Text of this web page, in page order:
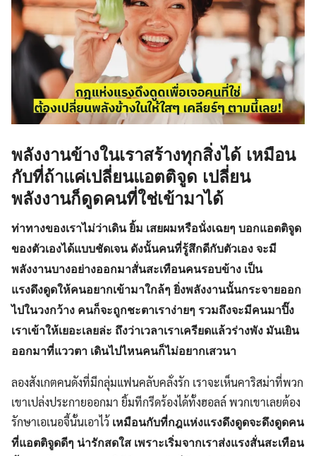
พลังงานข้างในเราสร้างทุกสิ่งได้ เหมือน
กับที่ถ้าแค่เปลี่ยนแอตติจูด เปลี่ยน
พลังงานก็ดูดคนที่ใช่เข้ามาได้
ท่าทางของเราไม่ว่าเดิน ยิ้ม เสยผมหรือนั่งเฉยๆ บอกแอตติจูด
ของตัวเองได้แบบชัดเจน ดังนั้นคนที่รู้สึกดีกับตัวเอง จะมี
พลังงานบางอย่างออกมาสั่นสะเทือนคนรอบข้าง เป็น
แรงดึงดูดให้คนอยากเข้ามาใกล้ๆ ยิ่งพลังงานนั้นกระจายออก
ไปในวงกว้าง คนก็จะถูกชะตาเราง่ายๆ รวมถึงจะมีคนมาปิ๊ง
เราเข้าให้เยอะเลยล่ะ ถึงว่าเวลาเราเครียดแล้วร่างพัง มันเยิน
ออกมาที่แววตา เดินไปไหนคนก็ไม่อยากเสวนา
ลองสังเกตคนดังที่มีกลุ่มแฟนคลับคลั่งรัก เราจะเห็นคาริสม่าที่พวก
เขาเปล่งประกายออกมา ยิ้มทีกรีดร้องได้ทั้งฮอลล์ พวกเขาเลยต้อง
รักษาเอเนอจี้นั้นเอาไว้ เหมือนกับที่กฎแห่งแรงดึงดูดจะดึงดูดคน
ที่แอตติจูดดีๆ น่ารักสดใส เพราะเริ่มจากเราส่งแรงสั่นสะเทือน